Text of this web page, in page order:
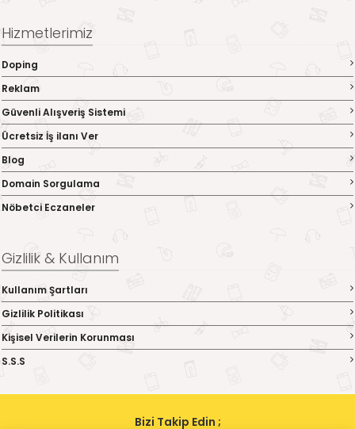
Hizmetlerimiz
Doping
Reklam
Güvenli Alışveriş Sistemi
Ücretsiz İş ilanı Ver
Blog
Domain Sorgulama
Nöbetci Eczaneler
Gizlilik & Kullanım
Kullanım Şartları
Gizlilik Politikası
Kişisel Verilerin Korunması
S.S.S
Bizi Takip Edin ;